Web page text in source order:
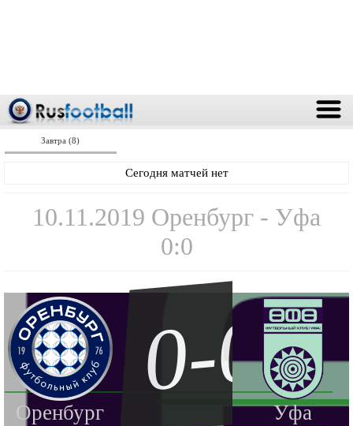
Завтра (8)
Сегодня матчей нет
10.11.2019 Оренбург - Уфа
0:0
Оренбург Уфа
0-0